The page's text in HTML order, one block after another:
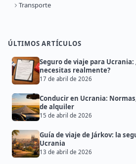
Transporte
ÚLTIMOS ARTÍCULOS
Seguro de viaje para
necesitas realmente?
17 de abril de 2026
Conducir en Ucrania:
de alquiler
15 de abril de 2026
Guía de viaje de Járkov: la
Ucrania
13 de abril de 2026